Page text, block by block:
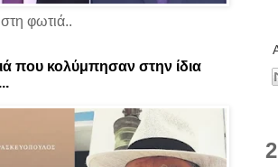
φωτιά..
που κολύμπησαν στην ίδια